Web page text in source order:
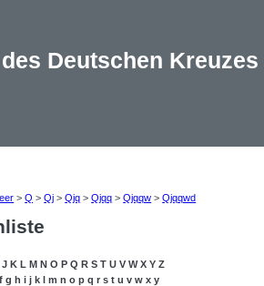
Deutschen Kreuzes
>Q >Qj >Qjq >Qjqq >Qjqqw >Qjqqwd
J K L M N O P Q R S T U V W X Y Z
f g h i j k l m n o p q r s t u v w x y